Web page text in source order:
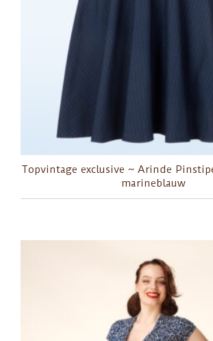
Topvintage exclusive ~ Arinde
marineblauw